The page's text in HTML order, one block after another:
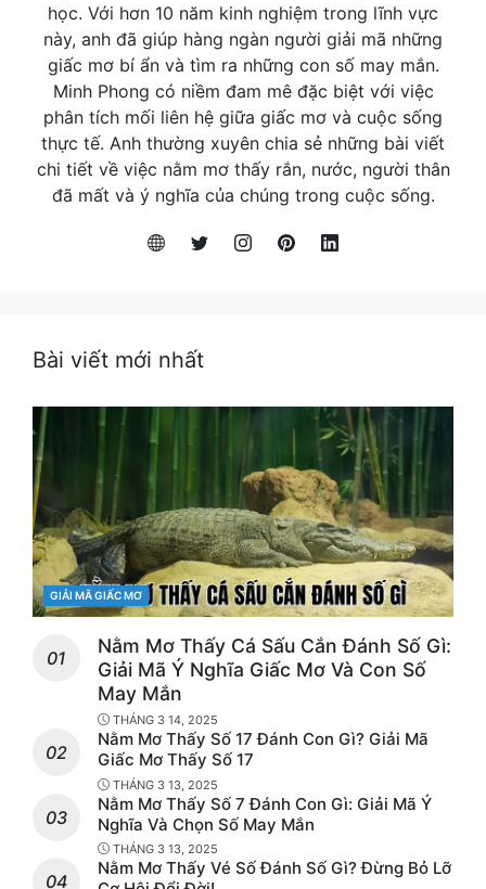
học. Với hơn 10 năm kinh nghiệm trong lĩnh vực
này, anh đã giúp hàng ngàn người giải mã những
giấc mơ bí ẩn và tìm ra những con số may mắn.
Minh Phong có niềm đam mê đặc biệt với việc
phân tích mối liên hệ giữa giấc mơ và cuộc sống
thực tế. Anh thường xuyên chia sẻ những bài viết
chi tiết về việc nằm mơ thấy rắn, nước, người thân
đã mất và ý nghĩa của chúng trong cuộc sống.
Bài viết mới nhất
CATEGORIES
GIẢI MÃ GIẤC MƠ
Nằm Mơ Thấy Cá Sấu Cắn Đánh Số Gì:
Giải Mã Ý Nghĩa Giấc Mơ Và Con Số
May Mắn
THÁNG 3 14, 2025
Nằm Mơ Thấy Số 17 Đánh Con Gì? Giải Mã
Giấc Mơ Thấy Số 17
THÁNG 3 13, 2025
Nằm Mơ Thấy Số 7 Đánh Con Gì: Giải Mã Ý
Nghĩa Và Chọn Số May Mắn
THÁNG 3 13, 2025
Nằm Mơ Thấy Vé Số Đánh Số Gì? Đừng Bỏ Lỡ